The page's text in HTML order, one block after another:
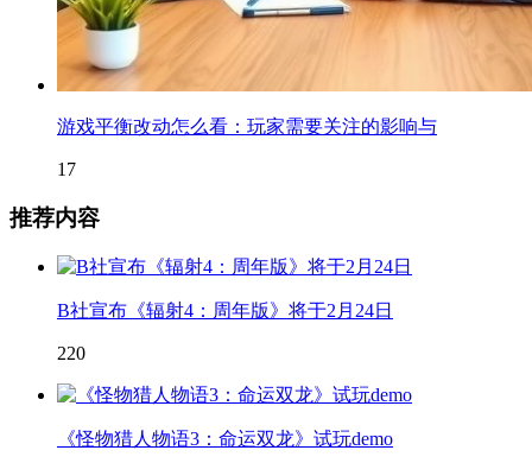
游戏平衡改动怎么看：玩家需要关注的影响与
17
推荐内容
B社宣布《辐射4：周年版》将于2月24日
220
《怪物猎人物语3：命运双龙》试玩demo